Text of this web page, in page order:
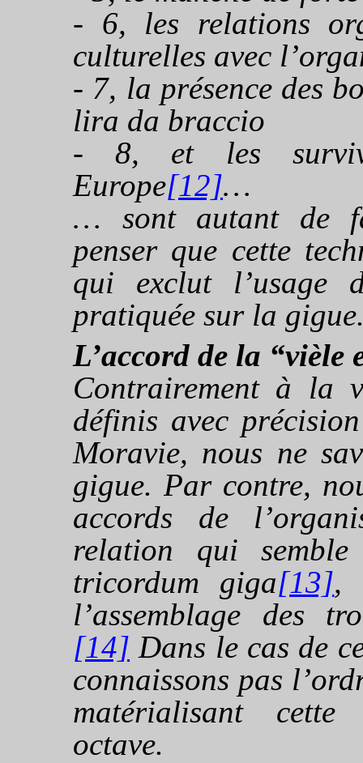
- 6, les relations
culturelles avec l’
- 7, la présence des
lira da braccio
- 8, et les
Europe[12]…
… sont autant de
penser que cette
qui exclut
pratiquée sur la
L’accord de la “vièle
Contrairement à la
définis avec
Moravie, nous ne
gigue. Par contre,
accords de l’
relation qui
tricordum giga[13],
l’assemblage des
[14] Dans le cas de
connaissons pas
matérialisant cette
octave.